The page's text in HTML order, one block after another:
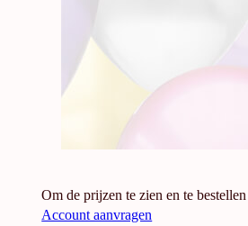
Om de prijzen te zien en te
Account aanvragen